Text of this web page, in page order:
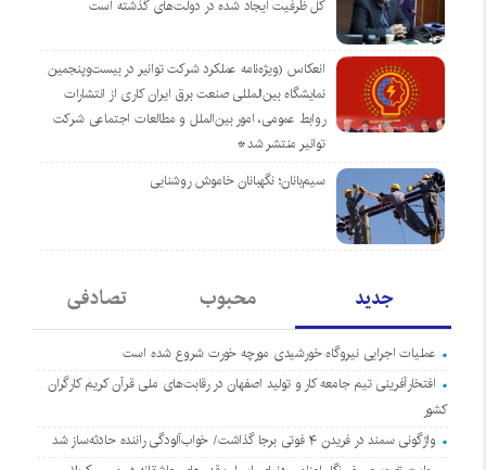
کل ظرفیت ایجاد شده در دولت‌های گذشته است
انعکاس (ویژه‌نامه عملکرد شرکت توانیر در بیست‌وپنجمین
نمایشگاه بین‌المللی صنعت برق ایران کاری از انتشارات
روابط عمومی، امور بین‌الملل و مطالعات اجتماعی شرکت
توانیر منتشر شد*
سیم‌بانان؛ نگهبانان خاموش روشنایی
جدید محبوب تصادفی
عملیات اجرایی نیروگاه خورشیدی مورچه خورت شروع شده است
افتخارآفرینی تیم جامعه کار و تولید اصفهان در رقابت‌های ملی قرآن کریم کارگران
کشور
واژگونی سمند در فریدن ۴ فوتی برجا گذاشت/ خواب‌آلودگی راننده حادثه‌ساز شد